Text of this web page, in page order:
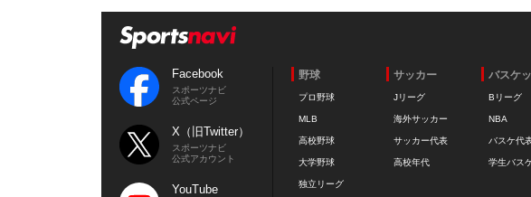
Facebook
スポーツナビ
公式ページ
X（旧Twitter）
スポーツナビ
公式アカウント
YouTube
野球
プロ野球
MLB
高校野球
大学野球
独立リーグ
サッカー
Jリーグ
海外サッカー
サッカー代表
高校年代
バスケ
Bリーグ
NBA
バスケ代
学生バス